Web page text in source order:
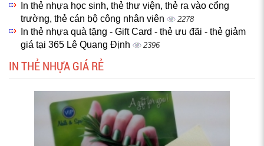
In thẻ nhựa học sinh, thẻ thư viện, thẻ ra vào cổng
trường, thẻ cán bộ công nhân viên
2278
In thẻ nhựa quà tặng - Gift Card - thẻ ưu đãi - thẻ giảm
giá tại 365 Lê Quang Định
2396
IN THẺ NHỰA GIÁ RẺ